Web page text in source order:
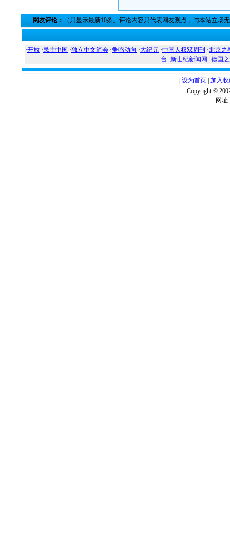
网友评论： （只显示最新10条。评论内容只代表网友观点，与本站立场
·开放 · 民主中国 ·独立中文笔会 ·争鸣动向 ·大纪元 ·中国人权双周刊 ·北京之
台 ·新世纪新闻网 ·德国
设为首页 加入
Copyright ©
网址